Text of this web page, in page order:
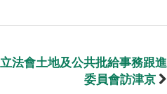
立法會土地及公共批給事務跟進
委員會訪津京